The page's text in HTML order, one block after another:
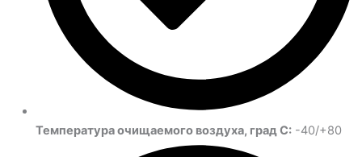
Температура очищаемого воздуха, град С:-40/+80